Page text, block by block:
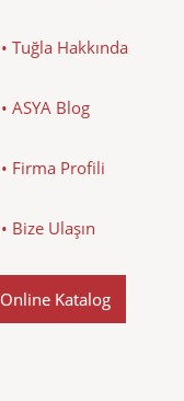
• Tuğla Hakkında
• ASYA Blog
• Firma Profili
• Bize Ulaşın
Online Katalog